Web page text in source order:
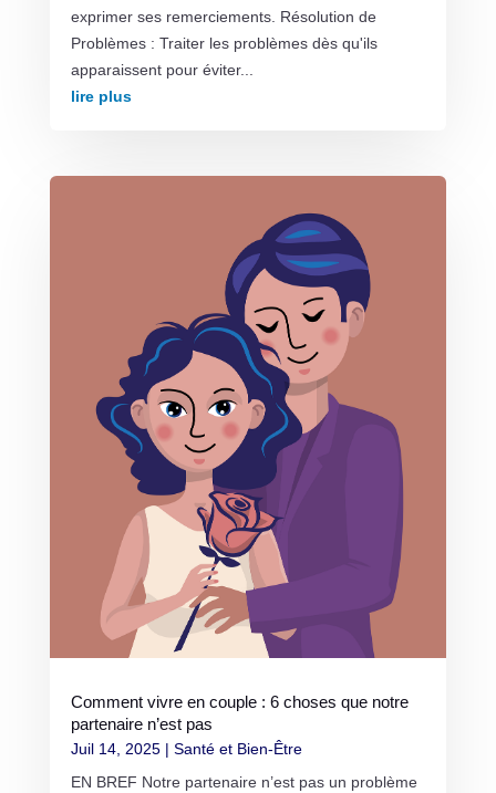
exprimer ses remerciements. Résolution de
Problèmes : Traiter les problèmes dès qu'ils
apparaissent pour éviter...
lire plus
Comment vivre en couple : 6 choses que notre
partenaire n’est pas
Juil 14, 2025| Santé et Bien-Être
EN BREF Notre partenaire n’est pas un problème